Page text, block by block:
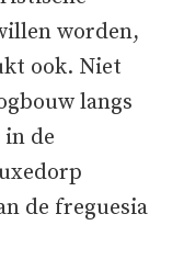
worden,
ook. Niet
langs
de
de freguesia